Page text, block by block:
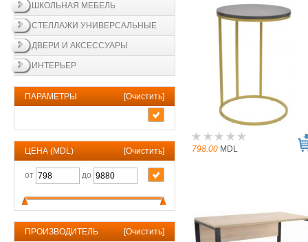
ШКОЛЬНАЯ МЕБЕЛЬ
СТЕЛЛАЖИ УНИВЕРСАЛЬНЫЕ
ДВЕРИ И АКСЕССУАРЫ
ИНТЕРЬЕР
ПАРАМЕТРЫ [Очистить]
ЦЕНА (MDL) [Очистить]
от до
ПРОИЗВОДИТЕЛЬ [Очистить]
798.00 MDL